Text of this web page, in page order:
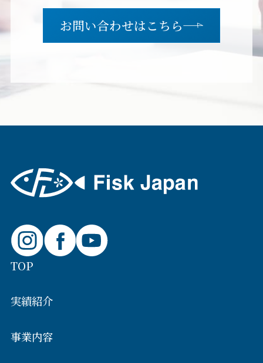
お問い合わせはこちら
TOP
実績紹介
事業内容